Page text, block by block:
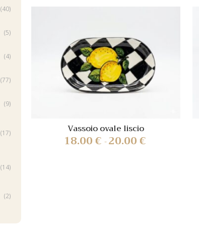
(40)
(5)
(4)
(77)
(9)
(17)
(14)
(2)
Vassoio ovale liscio
18.00€ -20.00€